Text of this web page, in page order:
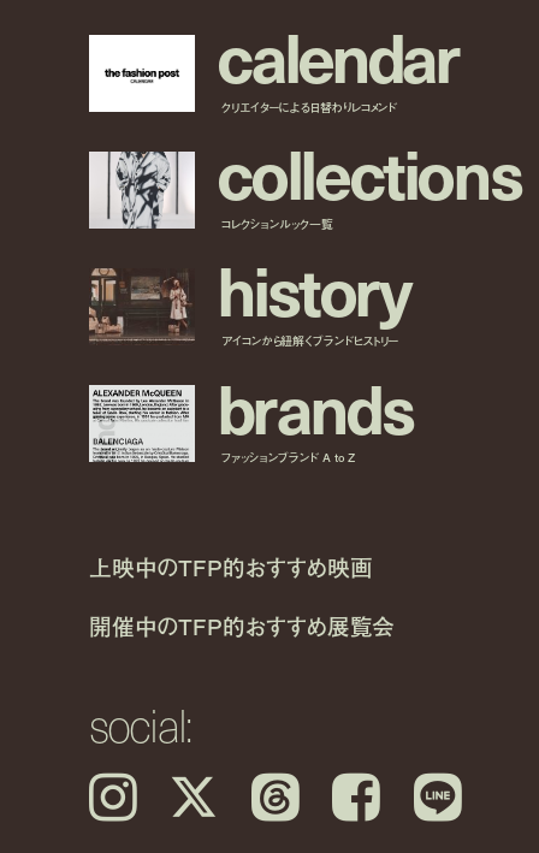
calendar
クリエイターによる日替わりレコメンド
collections
コレクションルック一覧
history
アイコンから紐解くブランドヒストリー
brands
ファッションブランド A to Z
上映中のTFP的おすすめ映画
開催中のTFP的おすすめ展覧会
social:
Instagram 𝕏 Threads Facebook LINE